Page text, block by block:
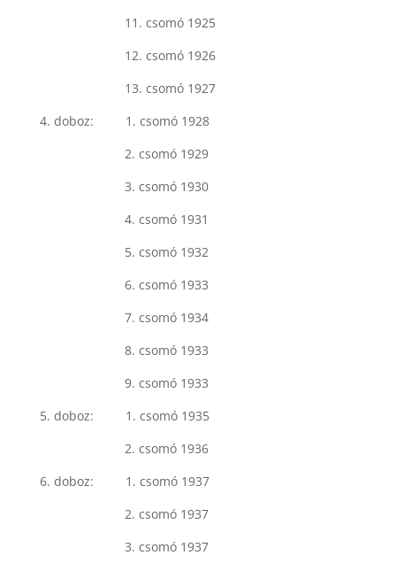
11. csomó 1925
12. csomó 1926
13. csomó 1927
4. doboz: 1. csomó 1928
2. csomó 1929
3. csomó 1930
4. csomó 1931
5. csomó 1932
6. csomó 1933
7. csomó 1934
8. csomó 1933
9. csomó 1933
5. doboz: 1. csomó 1935
2. csomó 1936
6. doboz: 1. csomó 1937
2. csomó 1937
3. csomó 1937